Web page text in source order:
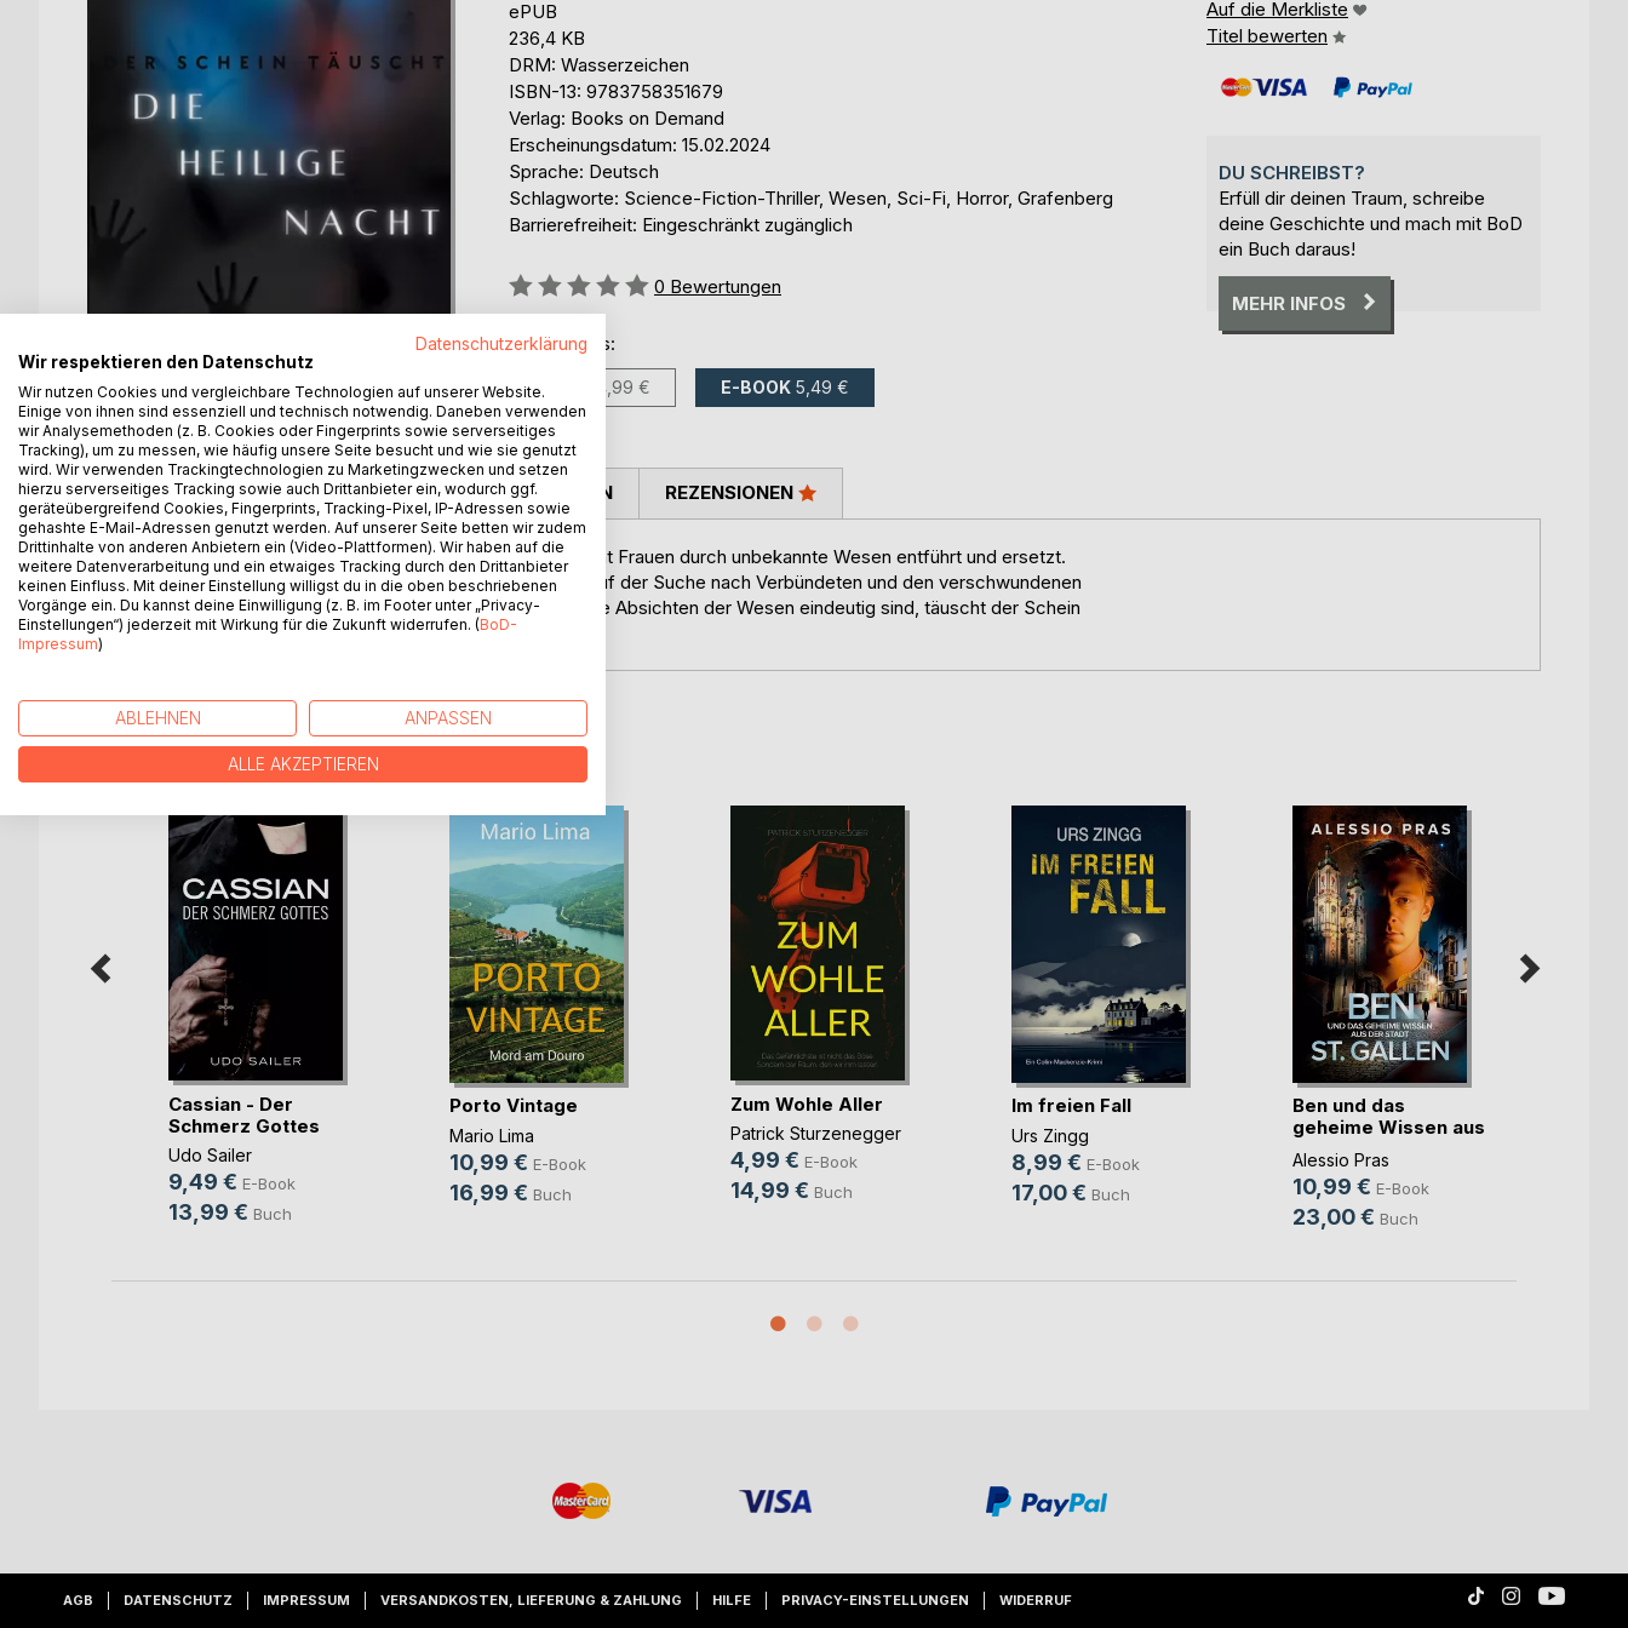
ePUB
236,4 KB
DRM: Wasserzeichen
ISBN-13: 9783758351679
Verlag: Books on Demand
Erscheinungsdatum: 15.02.2024
Sprache: Deutsch
Schlagworte: Science-Fiction-Thriller, Wesen, Sci-Fi, Horror, Grafenberg
Barrierefreiheit: Eingeschränkt zugänglich
Bewertung::
0%
0 Bewertungen
erhältlich als:
BUCH 14,99 € E-BOOK 5,49 €
Auf die Merkliste
Titel bewerten
DU SCHREIBST?
Erfüll dir deinen Traum, schreibe
deine Geschichte und mach mit BoD
ein Buch daraus!
MEHR INFOS
BESCHREIBUNG
In dem verschlafenen Dorf Grafenberg werden über Nacht Frauen durch unbekannte Wesen entführt und ersetzt.
Oliver ist einer der ersten Menschen, die es bemerken. Auf der Suche nach Verbündeten und den verschwundenen
Frauen wird das Fragengewirr immer dichter, und wenn die Absichten der Wesen eindeutig sind, täuscht der Schein
zum Schluss.
AUTOR/IN PRESSESTIMMEN REZENSIONEN
WEITERE TITEL BEIBoD
Cassian - Der
Schmerz Gottes
Udo Sailer
9,49 € E-Book
13,99 € Buch
Porto Vintage
Mario Lima
10,99 € E-Book
16,99 € Buch
Zum Wohle Aller
Patrick Sturzenegger
4,99 € E-Book
14,99 € Buch
Im freien Fall
Urs Zingg
8,99 € E-Book
17,00 € Buch
Ben und das
geheime Wissen aus
der(...)
Alessio Pras
10,99 € E-Book
23,00 € Buch
AGB DATENSCHUTZ IMPRESSUM VERSANDKOSTEN, LIEFERUNG & ZAHLUNG HILFE PRIVACY-EINSTELLUNGEN WIDERRUF
Datenschutzerklärung
Wir respektieren den Datenschutz
Wir nutzen Cookies und vergleichbare Technologien auf unserer Website.
Einige von ihnen sind essenziell und technisch notwendig. Daneben verwenden
wir Analysemethoden (z. B. Cookies oder Fingerprints sowie serverseitiges
Tracking), um zu messen, wie häufig unsere Seite besucht und wie sie genutzt
wird. Wir verwenden Trackingtechnologien zu Marketingzwecken und setzen
hierzu serverseitiges Tracking sowie auch Drittanbieter ein, wodurch ggf.
geräteübergreifend Cookies, Fingerprints, Tracking-Pixel, IP-Adressen sowie
gehashte E-Mail-Adressen genutzt werden. Auf unserer Seite betten wir zudem
Drittinhalte von anderen Anbietern ein (Video-Plattformen). Wir haben auf die
weitere Datenverarbeitung und ein etwaiges Tracking durch den Drittanbieter
keinen Einfluss. Mit deiner Einstellung willigst du in die oben beschriebenen
Vorgänge ein. Du kannst deine Einwilligung (z. B. im Footer unter „Privacy-
Einstellungen“) jederzeit mit Wirkung für die Zukunft widerrufen. (BoD-
Impressum)
ABLEHNEN ANPASSEN
ALLE AKZEPTIEREN